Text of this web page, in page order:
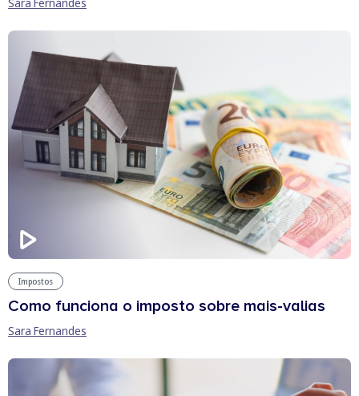
Impostos
Como funciona o imposto sobre mais-valias
Sara Fernandes